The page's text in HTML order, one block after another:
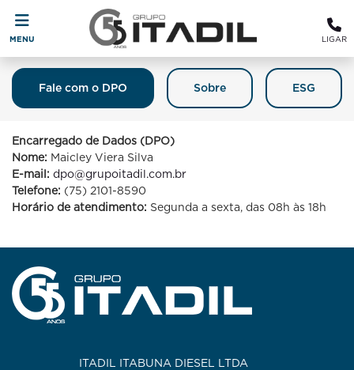
MENU LIGAR
Sobre ESG
Fale com o DPO
Fale Com O DPO (Encarregado De
Proteção De Dados)
Encarregado de Dados (DPO)
Nome: Maicley Viera Silva
E-mail: dpo@grupoitadil.com.br
Telefone: (75) 2101-8590
Horário de atendimento: Segunda a sexta, das 08h às 18h
ITADIL ITABUNA DIESEL LTDA